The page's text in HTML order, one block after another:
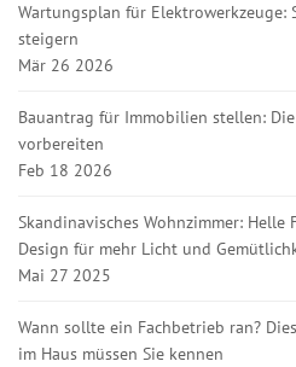
Wartungsplan für Elektrowerkzeuge:
steigern
Mär 26 2026
Bauantrag für Immobilien stellen:
vorbereiten
Feb 18 2026
Skandinavisches Wohnzimmer:
Design für mehr Licht und
Mai 27 2025
Wann sollte ein Fachbetrieb ran?
im Haus müssen Sie kennen